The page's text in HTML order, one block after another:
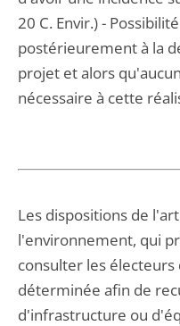
20 C. Envir.) -
postérieurement à la
projet et alors
nécessaire à cette
Les dispositions de
l'environnement, qui
consulter les
déterminée afin de
d'infrastructure ou